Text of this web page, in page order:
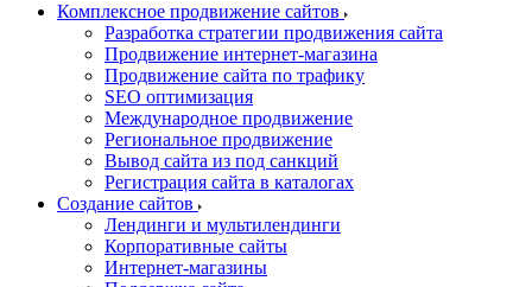
Комплексное продвижение сайтов
Разработка стратегии продвижения сайта
Продвижение интернет-магазина
Продвижение сайта по трафику
SEO оптимизация
Международное продвижение
Региональное продвижение
Вывод сайта из под санкций
Регистрация сайта в каталогах
Создание сайтов
Лендинги и мультилендинги
Корпоративные сайты
Интернет-магазины